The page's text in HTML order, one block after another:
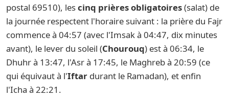
postal 69510), lescinq prières obligatoires(salat) de
la journée respectent l'horaire suivant : la prière du Fajr
commence à 04:57 (avec l'Imsak à 04:47, dix minutes
avant), le lever du soleil (Chourouq) est à 06:34, le
Dhuhr à 13:47, l'Asr à 17:45, le Maghreb à 20:59 (ce
qui équivaut à l'Iftar durant le Ramadan), et enfin
l'Icha à 22:21.